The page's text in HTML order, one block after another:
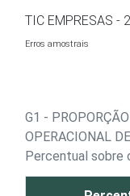
TIC EMPRESAS -
Erros amostrais
G1 -
OPERACIONAL
Percentual sobre